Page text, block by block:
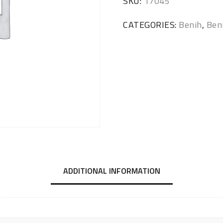
CATEGORIES: Benih,
ADDITIONAL INFORMATION